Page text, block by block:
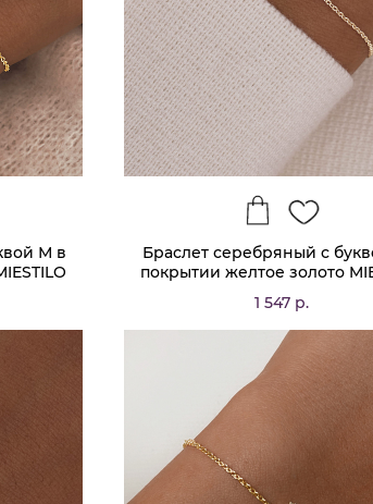
М в
Браслет серебряный с
покрытии желтое золото
1 547 р.